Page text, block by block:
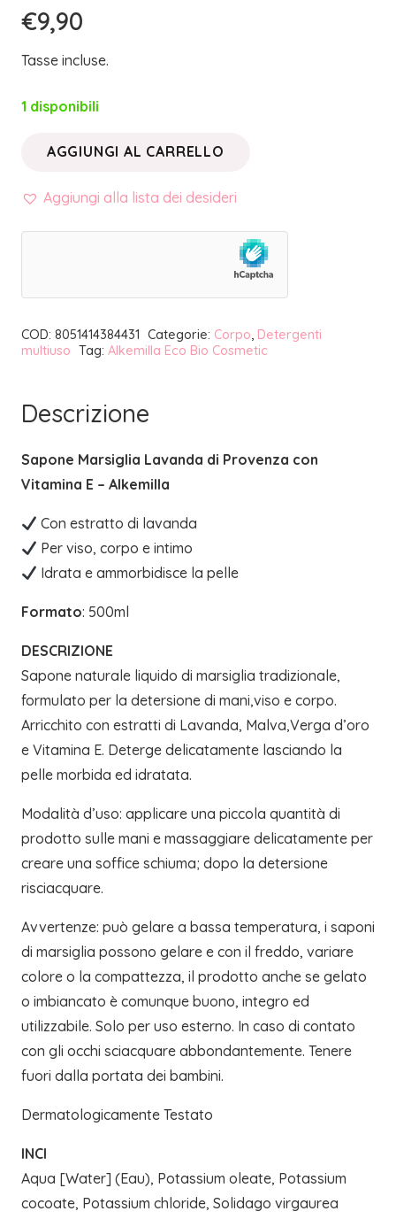
€9,90
Tasse incluse.
1 disponibili
MARSIGLIA
DI
quantità
AGGIUNGI AL CARRELLO
Aggiungi alla lista dei desideri
COD: 8051414384431 Categorie: Corpo, Detergenti
multiuso Tag: Alkemilla Eco Bio Cosmetic
Descrizione
Sapone Marsiglia Lavanda di Provenza con
Vitamina E – Alkemilla
Con estratto di lavanda
Per viso, corpo e intimo
Idrata e ammorbidisce la pelle
Formato: 500ml
DESCRIZIONE
Sapone naturale liquido di marsiglia tradizionale,
formulato per la detersione di mani,viso e corpo.
Arricchito con estratti di Lavanda, Malva,Verga d’oro
e Vitamina E. Deterge delicatamente lasciando la
pelle morbida ed idratata.
Modalità d’uso: applicare una piccola quantità di
prodotto sulle mani e massaggiare delicatamente per
creare una soffice schiuma; dopo la detersione
risciacquare.
Avvertenze: può gelare a bassa temperatura, i saponi
di marsiglia possono gelare e con il freddo, variare
colore o la compattezza, il prodotto anche se gelato
o imbiancato è comunque buono, integro ed
utilizzabile. Solo per uso esterno. In caso di contato
con gli occhi sciacquare abbondantemente. Tenere
fuori dalla portata dei bambini.
Dermatologicamente Testato
INCI
Aqua [Water] (Eau), Potassium oleate, Potassium
cocoate, Potassium chloride, Solidago virgaurea